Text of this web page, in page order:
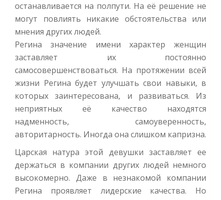
останавливается на полпути. На её решение не
могут повлиять никакие обстоятельства или
мнения других людей.
Регина значение имени характер женщин
заставляет их постоянно
самосовершенствоваться. На протяжении всей
жизни Регина будет улучшать свои навыки, в
которых заинтересована, и развиваться. Из
неприятных её качество находятся
надменность, самоуверенность,
авторитарность. Иногда она слишком капризна.
Царская натура этой девушки заставляет ее
держаться в компании других людей немного
высокомерно. Даже в незнакомой компании
Регина проявляет лидерские качества. Но